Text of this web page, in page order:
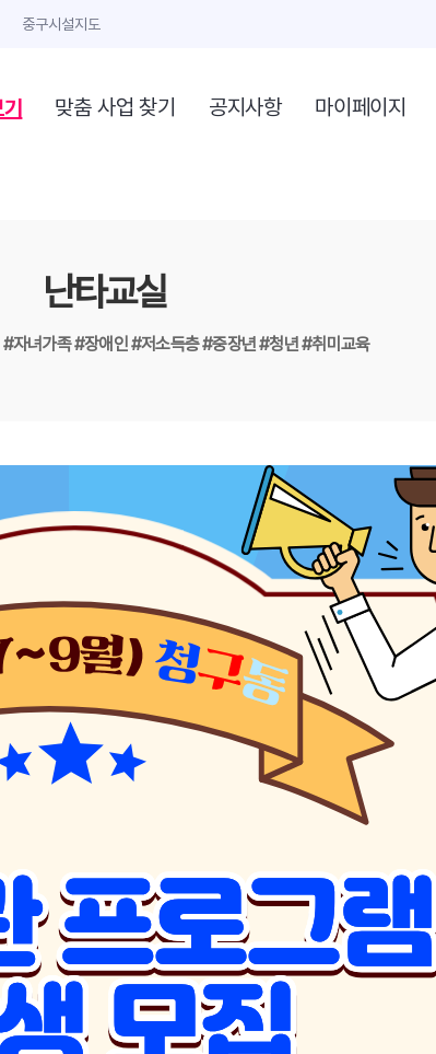
중구시설지도
맞춤 사업 찾기 공지사항 마이페이지
난타교실
#자녀가족#장애인#저소득층#중장년#청년#취미교육